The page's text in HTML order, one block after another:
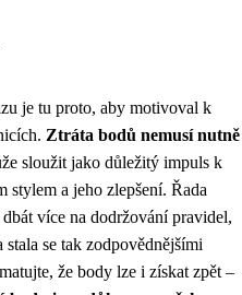
je tu proto, aby motivoval k
Ztráta bodů nemusí nutně
sloužit jako důležitý impuls k
stylem a jeho zlepšení. Řada
více na dodržování pravidel,
stala se tak zodpovědnějšími
že body lze i získat zpět –